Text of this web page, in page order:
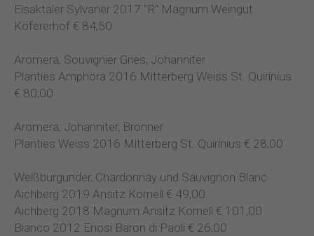
Eisaktaler Sylvaner 2017 "R" Magnum Weingut
Köfererhof € 84,50
Aromera, Souvignier Gries, Johanniter
Planties Amphora 2016 Mitterberg Weiss St. Quirinius
€ 80,00
Aromera, Johanniter, Bronner
Planties Weiss 2016 Mitterberg St. Quirinius € 28,00
Weißburgunder, Chardonnay und Sauvignon Blanc
Aichberg 2019 Ansitz Kornell € 49,00
Aichberg 2018 Magnum Ansitz Kornell € 101,00
Bianco 2012 Enosi Baron di Paoli € 26,00